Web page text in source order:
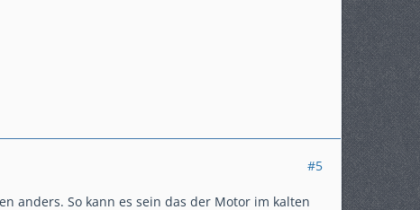
#5
anders. So kann es sein das der Motor im kalten